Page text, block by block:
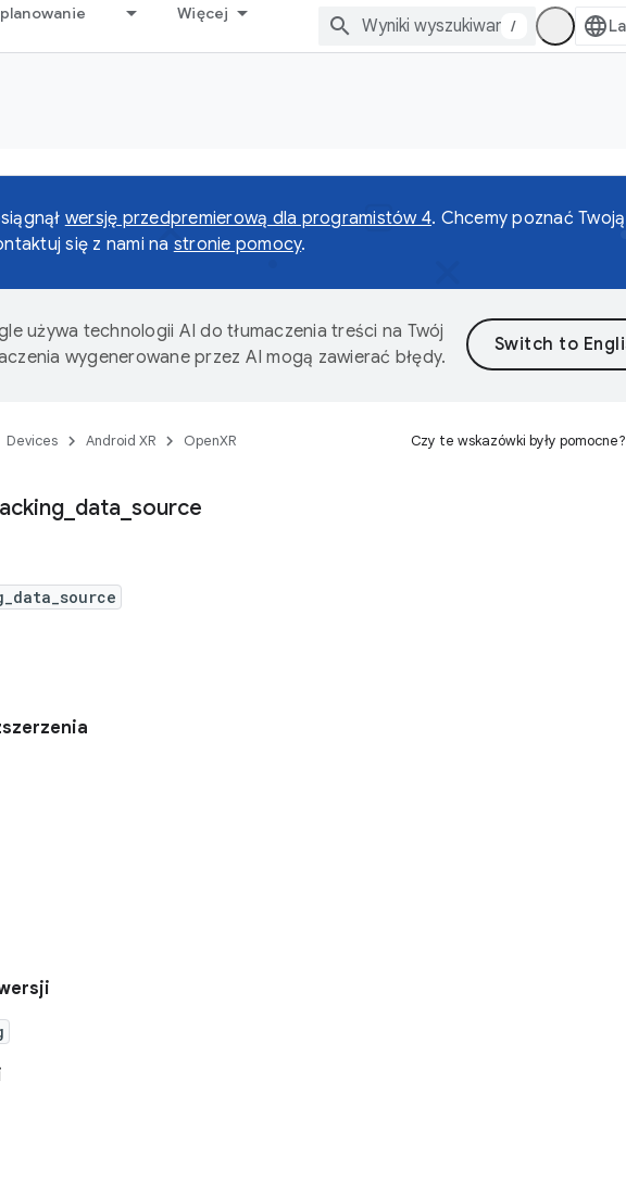
Więcej
/
wersję przedpremierową dla programistów 4. Chcemy poznać Twoją
się z nami na stronie pomocy.
używa technologii AI do tłumaczenia treści na Twój
wygenerowane przez AI mogą zawierać błędy.
Devices Android XR OpenXR Czy te wskazówki były pomocne?
data source